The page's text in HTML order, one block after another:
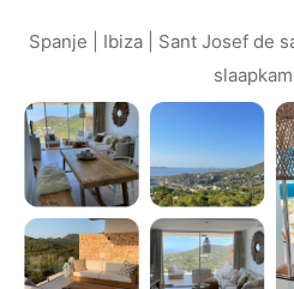
Spanje | Ibiza | Sant Josef de